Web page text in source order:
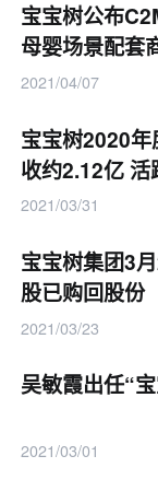
宝宝树公布
母婴场景配套
2021/04/07
宝宝树2020
收约2.12亿
2021/03/31
宝宝树集团3
股已购回股份
2021/03/23
吴敏霞出任“
2021/03/01